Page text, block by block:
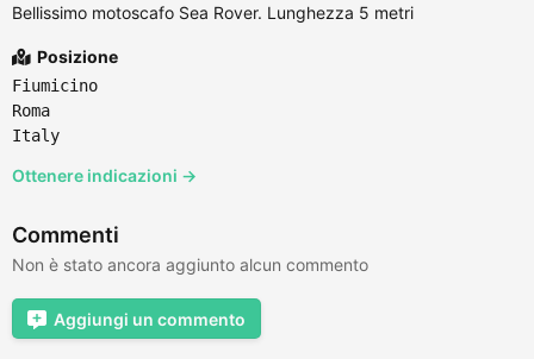
Bellissimo motoscafo Sea Rover. Lunghezza 5 metri
Posizione
Fiumicino
Roma
Italy
Ottenere indicazioni →
Commenti
Non è stato ancora aggiunto alcun commento
Aggiungi un commento